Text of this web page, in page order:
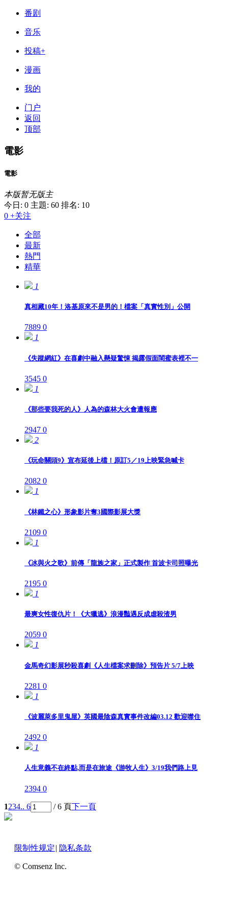
番剧
音乐
投稿+
漫画
我的
门户
返回
顶部
電影
電影
本版暂无版主
今日: 0 主題: 60 排名: 10
0 +关注
全部
最新
熱門
精華
1
真相藏10年！洛基原來不是男的！檔案「真實性別」公開
7889 0
1
《失蹤網紅》在喜劇中融入懸疑驚悚 揭露假面閨蜜表裡不一
3545 0
1
《那些要我死的人》人為的森林大火會遭報應
2947 0
2
《玩命關頭9》宣布延後上檔！原訂5／19上映緊急喊卡
2082 0
1
《林鐵之心》形象影片奪3國際影展大獎
2109 0
1
《冰與火之歌》前傳「龍族之家」正式製作 首波卡司照曝光
2195 0
1
最爽女性復仇片！《大獵逃》浪漫豔遇反成虐殺渣男
2059 0
1
金馬奇幻影展秒殺喜劇《人生檔案求刪除》預告片 5/7上映
2281 0
1
《波麗萊多里鬼屋》英國最陰森真實事件改編03.12 歡迎噤住
2492 0
1
人生意義不在終點,而是在旅途《游牧人生》3/19我們路上見
2394 0
1234.. 6 / 6 頁下一頁
限制性规定| 隐私条款
© Comsenz Inc.